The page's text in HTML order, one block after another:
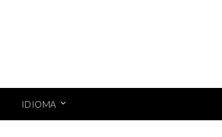
IDIOMA